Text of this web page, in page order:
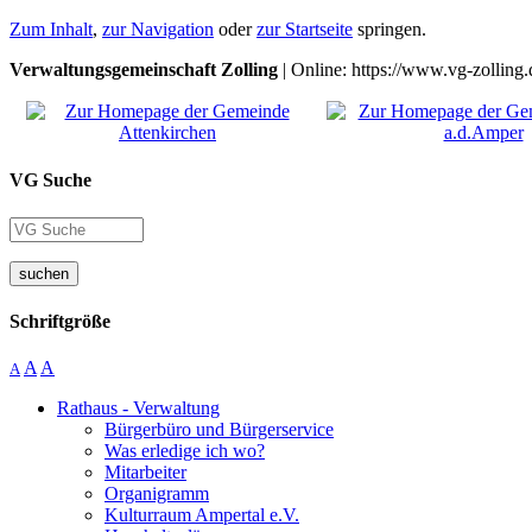
Zum Inhalt, zur Navigation oderzur Startseite springen.
Verwaltungsgemeinschaft Zolling | Online: https://www.vg-
VG Suche
suchen
Schriftgröße
A A A
Rathaus - Verwaltung
Bürgerbüro und Bürgerservice
Was erledige ich wo?
Mitarbeiter
Organigramm
Kulturraum Ampertal e.V.